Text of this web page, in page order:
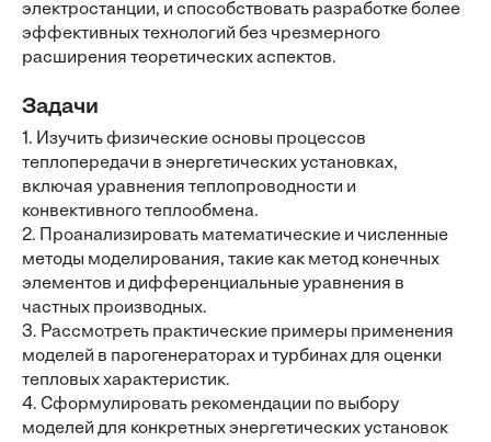
электростанции, и способствовать разработке более
эффективных технологий без чрезмерного
расширения теоретических аспектов.
Задачи
1. Изучить физические основы процессов
теплопередачи в энергетических установках,
включая уравнения теплопроводности и
конвективного теплообмена.
2. Проанализировать математические и численные
методы моделирования, такие как метод конечных
элементов и дифференциальные уравнения в
частных производных.
3. Рассмотреть практические примеры применения
моделей в парогенераторах и турбинах для оценки
тепловых характеристик.
4. Сформулировать рекомендации по выбору
моделей для конкретных энергетических установок